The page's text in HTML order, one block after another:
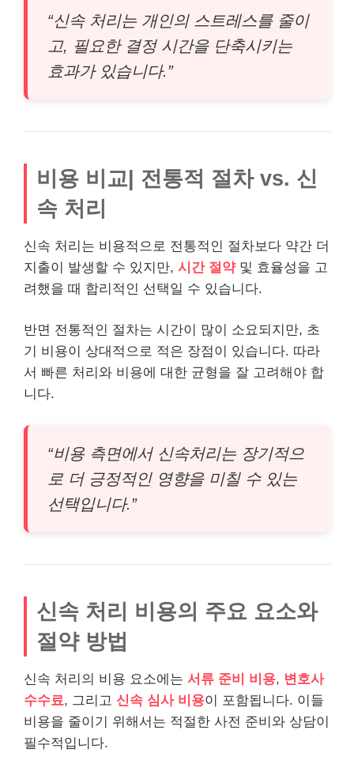
“신속 처리는 개인의 스트레스를 줄이
고, 필요한 결정 시간을 단축시키는
효과가 있습니다.”
비용 비교| 전통적 절차 vs. 신
속 처리
신속 처리는 비용적으로 전통적인 절차보다 약간 더
지출이 발생할 수 있지만, 시간 절약및 효율성을 고
려했을 때 합리적인 선택일 수 있습니다.
반면 전통적인 절차는 시간이 많이 소요되지만, 초
기 비용이 상대적으로 적은 장점이 있습니다. 따라
서 빠른 처리와 비용에 대한 균형을 잘 고려해야 합
니다.
“비용 측면에서 신속처리는 장기적으
로 더 긍정적인 영향을 미칠 수 있는
선택입니다.”
신속 처리 비용의 주요 요소와
절약 방법
신속 처리의 비용 요소에는 서류 준비 비용, 변호사
수수료, 그리고 신속 심사 비용이 포함됩니다. 이들
비용을 줄이기 위해서는 적절한 사전 준비와 상담이
필수적입니다.